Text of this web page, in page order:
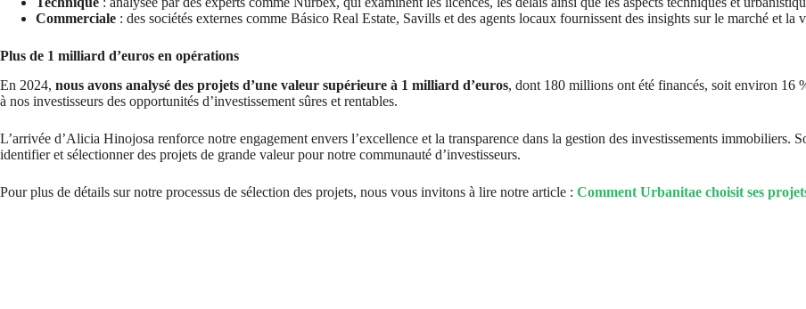
Commerciale : des sociétés externes comme Básico Real Estate, Savills et des agents locaux fournissent des insights sur le marché et
Plus de 1 milliard d’euros en opérations
En 2024, nous avons analysé des projets d’une valeur supérieure à 1 milliard d’euros, dont 180 millions ont été financés, soit environ 16
à nos investisseurs des opportunités d’investissement sûres et rentables.
L’arrivée d’Alicia Hinojosa renforce notre engagement envers l’excellence et la transparence dans la gestion des investissements immobiliers.
identifier et sélectionner des projets de grande valeur pour notre communauté d’investisseurs.
Pour plus de détails sur notre processus de sélection des projets, nous vous invitons à lire notre article : Comment Urbanitae choisit ses